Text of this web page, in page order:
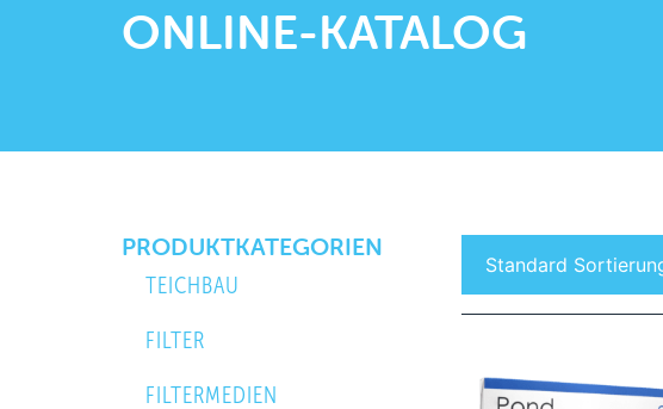
ONLINE-KATALOG
PRODUKTKATEGORIEN
TEICHBAU
FILTER
FILTERMEDIEN